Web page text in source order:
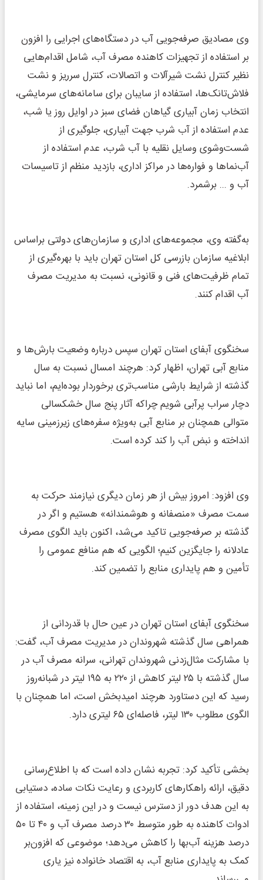
وی مصادیق صرفه‌جویی آب در دستگاه‌های اجرایی را افزون
بر استفاده از تجهیزات کاهنده مصرف آب، شامل اقدام‌هایی
نظیر کنترل نشت شیرآلات و اتصالات، کنترل سرریز و نشت
فلاش‌تانک‌ها، استفاده از سایبان برای سامانه‌های سرمایشی،
انتخاب زمان آبیاری گیاهان فضای سبز در اوایل روز یا شب،
عدم استفاده از آب شرب جهت آبیاری، جلوگیری از
شست‌وشوی وسایل نقلیه با آب شرب، عدم استفاده از
آب‌نماها و فواره‌ها در مراکز اداری، بازدید منظم از تاسیسات
آب و ... برشمرد.
به‌گفته وی، مجموعه‌های اداری و سازمان‌های دولتی براساس
ابلاغیه سازمان بازرسی کل استان تهران باید با بهره‌گیری از
تمام ظرفیت‌های فنی و قانونی، نسبت به مدیریت مصرف
آب اقدام کنند.
سخنگوی آبفای استان تهران سپس درباره وضعیت بارش‌ها و
منابع آبی تهران، اظهار کرد: هرچند امسال نسبت به سال
گذشته از شرایط بارشی مناسب‌تری برخوردار بوده‌ایم، اما نباید
دچار سراب پرآبی شویم چراکه آثار پنج سال خشکسالی
متوالی همچنان بر منابع آبی به‌ویژه سفره‌های زیرزمینی سایه
انداخته و نبض آب را کند کرده است.
وی افزود: امروز بیش از هر زمان دیگری نیازمند حرکت به
سمت مصرف «منصفانه و هوشمندانه» هستیم و اگر در
گذشته بر صرفه‌جویی تاکید می‌شد، اکنون باید الگوی مصرف
عادلانه را جایگزین کنیم؛ الگویی که هم منافع عمومی را
تأمین و هم پایداری منابع را تضمین کند.
سخنگوی آبفای استان تهران در عین حال با قدردانی از
همراهی سال گذشته شهروندان در مدیریت مصرف آب، گفت:
با مشارکت مثال‌زدنی شهروندان تهرانی، سرانه مصرف آب در
سال گذشته با ۲۵ لیتر کاهش از ۲۲۰ به ۱۹۵ لیتر در شبانه‌روز
رسید که این دستاورد هرچند امیدبخش است، اما همچنان با
الگوی مطلوب ۱۳۰ لیتر، فاصله‌ای ۶۵ لیتری دارد.
بخشی تأکید کرد: تجربه نشان داده است که با اطلاع‌رسانی
دقیق، ارائه راهکارهای کاربردی و رعایت نکات ساده، دستیابی
به این هدف دور از دسترس نیست و در این زمینه، استفاده از
ادوات کاهنده به طور متوسط ۳۰ درصد مصرف آب و ۴۰ تا ۵۰
درصد هزینه آب‌بها را کاهش می‌دهد؛ موضوعی که افزون‌بر
کمک به پایداری منابع آب، به اقتصاد خانواده نیز یاری